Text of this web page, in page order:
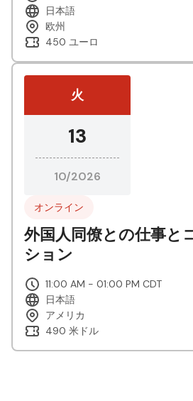
日本語
欧州
450 ユーロ
火
13
10/2026
オンライン
外国人同僚との仕事と
ション
11:00 AM - 01:00 PM CDT
日本語
アメリカ
490 米ドル